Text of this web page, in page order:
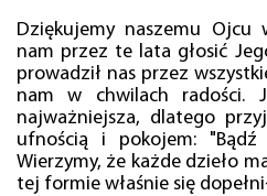
Dziękujemy naszemu Ojcu
nam przez te lata głosić
prowadził nas przez
nam w chwilach radości.
najważniejsza, dlatego
ufnością i pokojem:
Wierzymy, że każde dzieło
tej formie właśnie się